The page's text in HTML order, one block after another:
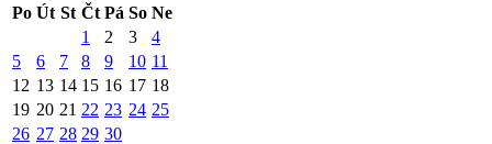
Po Út St Čt Pá So Ne
1
2 3
4
5
6 7 8 9 10 11
12 13 14 15 16 17 18
19 20 21 22 23 24 25
26 27 28 29 30